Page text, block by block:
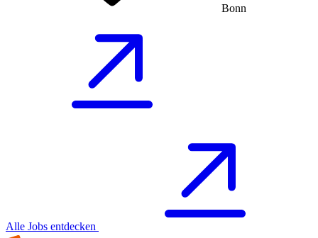
Bonn
Alle Jobs entdecken